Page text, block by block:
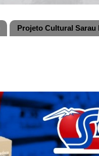
Projeto Cultural